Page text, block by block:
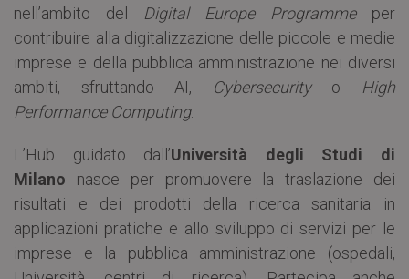
nell’ambito del Digital Europe Programmeper
contribuire alla digitalizzazione delle piccole e medie
imprese e della pubblica amministrazione nei diversi
ambiti, sfruttando AI,
Cybersecurityo High
Performance Computing.
L’Hub guidato dall’Università degli Studi di
Milano nasce per promuovere la traslazione dei
risultati e dei prodotti della ricerca sanitaria in
applicazioni pratiche e allo sviluppo di servizi per le
imprese e la pubblica amministrazione (ospedali,